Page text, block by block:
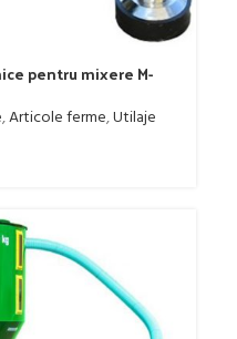
pentru mixere M-
,Articole ferme,Utilaje